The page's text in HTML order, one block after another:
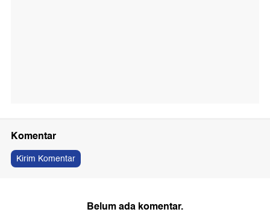
Komentar
Kirim Komentar
Belum ada komentar.